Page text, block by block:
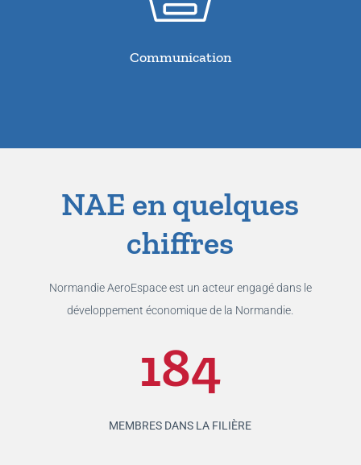
Communication
NAE en quelques
chiffres
Normandie AeroEspace est un acteur engagé dans le
développement économique de la Normandie.
184
MEMBRES DANS LA FILIÈRE